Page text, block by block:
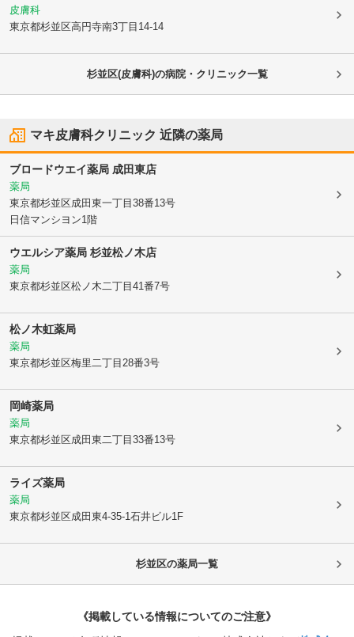
皮膚科
東京都杉並区高円寺南3丁目14-14
杉並区(皮膚科)の病院・クリニック一覧
マキ皮膚科クリニック 近隣の薬局
ブロードウエイ薬局 成田東店
薬局
東京都杉並区成田東一丁目38番13号
日信マンシヨン1階
ウエルシア薬局 杉並松ノ木店
薬局
東京都杉並区松ノ木二丁目41番7号
松ノ木虹薬局
薬局
東京都杉並区梅里二丁目28番3号
岡崎薬局
薬局
東京都杉並区成田東二丁目33番13号
ライズ薬局
薬局
東京都杉並区成田東4-35-1石井ビル1F
杉並区の薬局一覧
《掲載している情報についてのご注意》